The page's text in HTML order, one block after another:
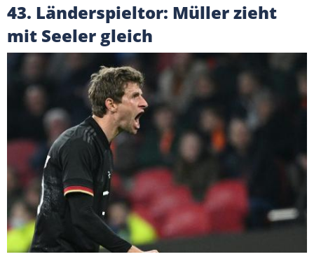
43. Länderspieltor: Müller zieht
mit Seeler gleich